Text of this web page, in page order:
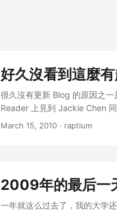
好久沒看到這麼
很久沒有更新 Blog 的原因之
Reader 上見到 Jackie Chen
就非常有趣，可是接著讀下去
March 15, 2010 · raptium
2009年的最后一
一年就这么过去了，我的大学